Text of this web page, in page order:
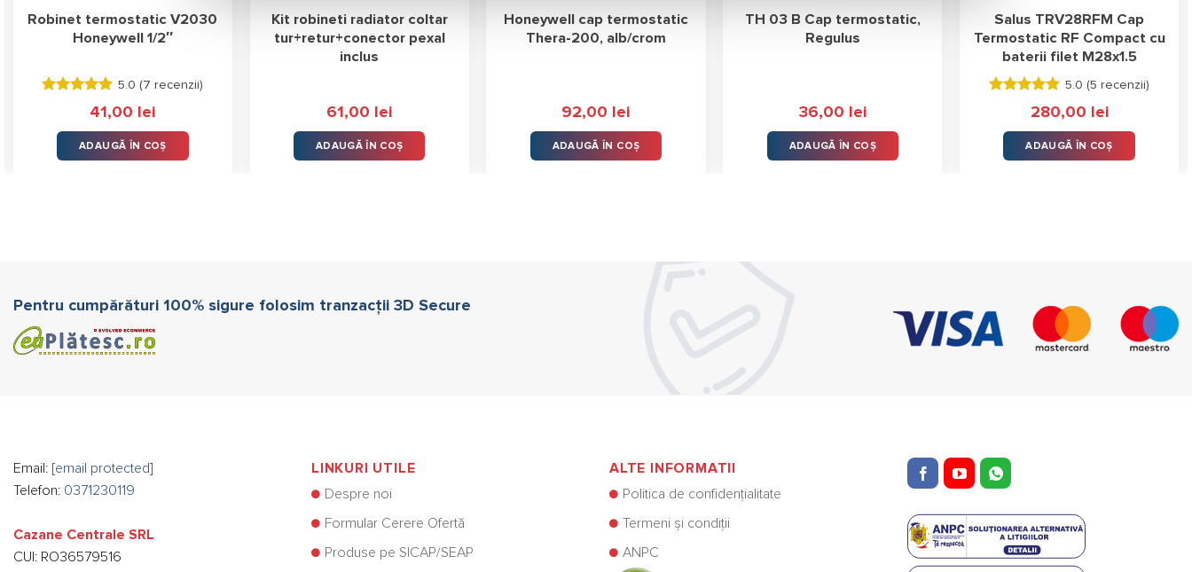
Robinet termostatic V2030
Honeywell 1/2″
Evaluat la
stele
din 5
5.0 (7 recenzii)
41,00 lei
ADAUGĂ ÎN COȘ
Kit robineti radiator coltar
tur+retur+conector pexal
inclus
61,00 lei
ADAUGĂ ÎN COȘ
Honeywell cap termostatic
Thera-200, alb/crom
92,00 lei
ADAUGĂ ÎN COȘ
TH 03 B Cap termostatic,
Regulus
36,00 lei
ADAUGĂ ÎN COȘ
Salus TRV28RFM Cap
Termostatic RF Compact cu
baterii filet M28x1.5
Evaluat la
stele
din 5
5.0 (5 recenzii)
280,00 lei
ADAUGĂ ÎN COȘ
Pentru cumpărături 100% sigure folosim tranzacții 3D Secure
Email: [email protected]
Telefon: 0371230119
Cazane Centrale SRL
CUI: RO36579516
LINKURI UTILE
Despre noi
Formular Cerere Ofertă
Produse pe SICAP/SEAP
ALTE INFORMATII
Politica de confidențialitate
Termeni și condiții
ANPC